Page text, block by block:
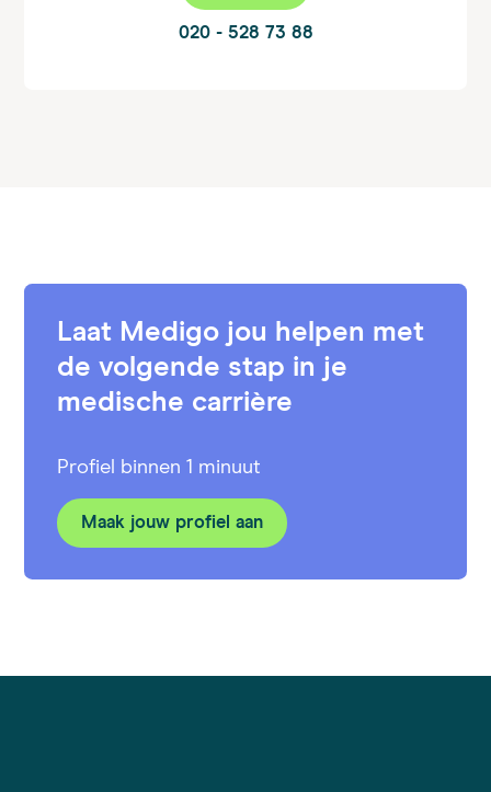
020 - 528 73 88
Laat Medigo jou helpen met
de volgende stap in je
medische carrière
Profiel binnen 1 minuut
Maak jouw profiel aan